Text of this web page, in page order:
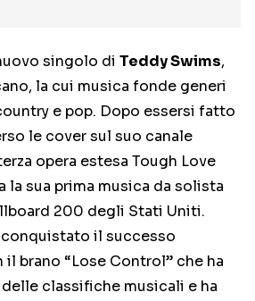
singolo di Teddy Swims,
la cui musica fonde generi
e pop. Dopo essersi fatto
le cover sul suo canale
opera estesa Tough Love
la sua prima musica da solista
200 degli Stati Uniti.
il successo
brano “Lose Control” che ha
classifiche musicali e ha